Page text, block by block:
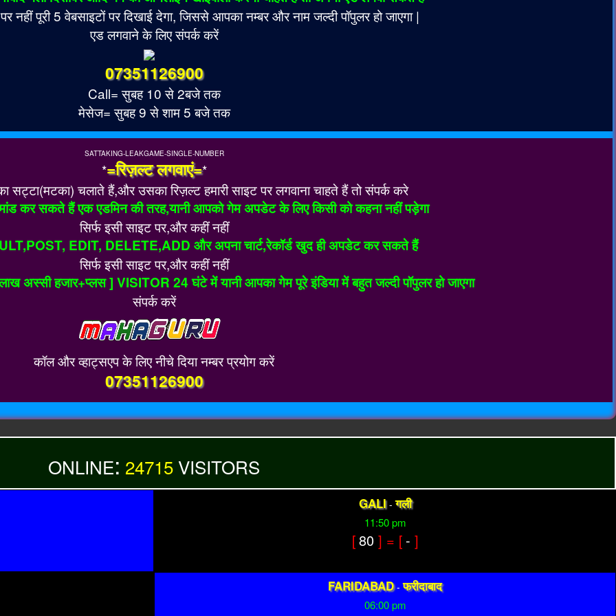
नहीं पूरी 5 वेबसाइटों पर दिखाई देगा, जिससे आपका नम्बर और नाम जल्दी पॉपुलर हो जाएगा |
एड लगवाने के लिए संपर्क करें
07351126900
Call= सुबह 10 से 2बजे तक
मेसेज= सुबह 9 से शाम 5 बजे तक
SATTAKING-LEAKGAME-SINGLE-NUMBER
*=रिज़ल्ट लगवाएं=*
चलाते हैं,और उसका रिज़ल्ट हमारी साइट पर लगवाना चाहते हैं तो संपर्क करे
कर सकते हैं एक एडमिन की तरह,यानी आपको गेम अपडेट के लिए किसी को कहना नहीं पड़ेगा
सिर्फ इसी साइट पर,और कहीं नहीं
EDIT, DELETE,ADD और अपना चार्ट,रेकॉर्ड खुद ही अपडेट कर सकते हैं
सिर्फ इसी साइट पर,और कहीं नहीं
अस्सी हजार+प्लस ] VISITOR 24 घंटे में यानी आपका गेम पूरे इंडिया में बहुत जल्दी पॉपुलर हो जाएगा
संपर्क करें
कॉल और व्हाट्सएप के लिए नीचे दिया नम्बर प्रयोग करें
07351126900
ONLINE: 24715 VISITORS
GALI - गली
11:50 pm
[80 ] = [ - ]
FARIDABAD - फरीदाबाद
06:00 pm